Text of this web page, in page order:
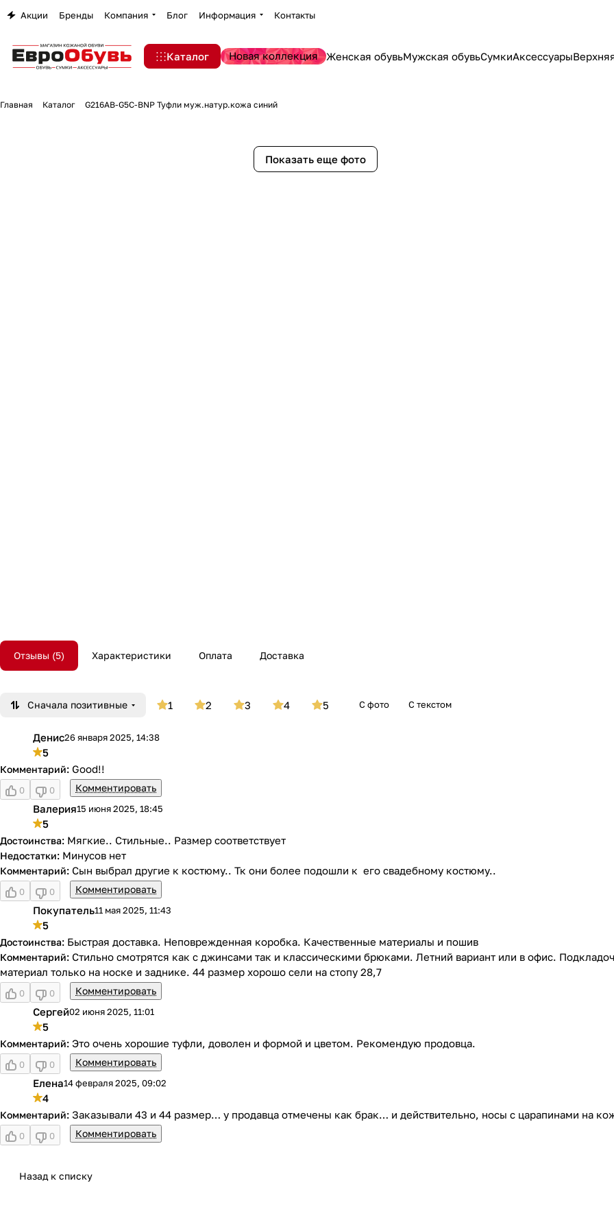
Акции Бренды Компания Блог Информация Контакты
Каталог Новая коллекция Женская обувьМужская обувьСумкиАксессуары
Главная Каталог G216AB-G5C-BNP Туфли муж.натур.кожа синий
Показать еще фото
Отзывы 5 Характеристики Оплата Доставка
Сначала позитивные 1 2 3 4 5 С фото С текстом
Денис26 января 2025, 14:38
5
Good!!
0 0 Комментировать
Валерия15 июня 2025, 18:45
5
Мягкие.. Стильные.. Размер соответствует
Минусов нет
Сын выбрал другие к костюму.. Тк они более подошли к его свадебному костюму..
0 0 Комментировать
Покупатель11 мая 2025, 11:43
5
Быстрая доставка. Неповрежденная коробка. Качественные материалы и пошив
Стильно смотрятся как с джинсами так и классическими брюками. Летний вариант или в офис.
материал только на носке и заднике. 44 размер хорошо сели на стопу 28,7
0 0 Комментировать
Сергей02 июня 2025, 11:01
5
Это очень хорошие туфли, доволен и формой и цветом. Рекомендую продовца.
0 0 Комментировать
Елена14 февраля 2025, 09:02
4
Заказывали 43 и 44 размер… у продавца отмечены как брак… и действительно, носы с царапинами на
0 0 Комментировать
Назад к списку